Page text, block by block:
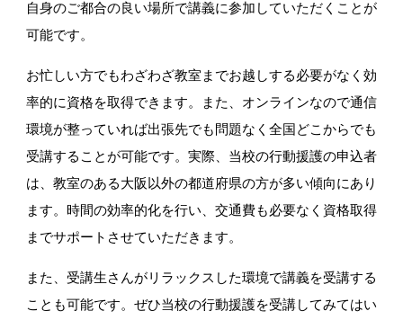
自身のご都合の良い場所で講義に参加していただくことが
可能です。
お忙しい方でもわざわざ教室までお越しする必要がなく効
率的に資格を取得できます。また、 オンラインなので通信
環境が整っていれば出張先でも問題なく全国 どこからでも
受講することが可能です。実際、当校の行動援護の申込者
は、 教室のある大阪以外の都道府県の方が多い傾向にあり
ます。時間の効率的化を行い、交通費も必要なく資格取得
までサポートさせていただきます。
また、 受講生さんがリラックスした環境で講義を受講する
ことも可能です。ぜひ当校の行動援護を受講してみてはい